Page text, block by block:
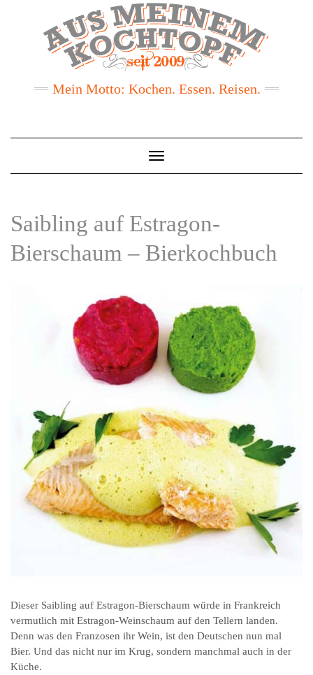
Mein Motto: Kochen. Essen. Reisen.
Toggle
Navigation
Saibling auf Estragon-
Bierschaum – Bierkochbuch
Dieser Saibling auf Estragon-Bierschaum würde in Frankreich
vermutlich mit Estragon-Weinschaum auf den Tellern landen.
Denn was den Franzosen ihr Wein, ist den Deutschen nun mal
Bier. Und das nicht nur im Krug, sondern manchmal auch in der
Küche.